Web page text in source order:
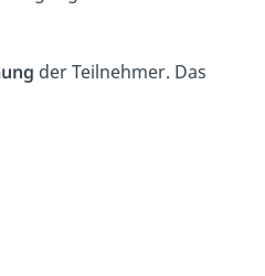
der Teilnehmer. Das